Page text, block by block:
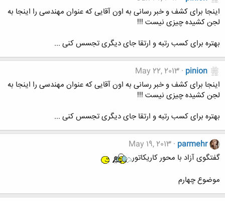
اینجا برای کشف و خبر رسانی به اون آقایی که عنوان مهندسی را اینجا به
لجن کشیده چیزی نیست !!!
بهتره برای کسب رتبه و ارتقا جای دیگری تجسس کنی ...
pinion
May 22, 2013
اینجا برای کشف و خبر رسانی به اون آقایی که عنوان مهندسی را اینجا به
لجن کشیده چیزی نیست !!!
بهتره برای کسب رتبه و ارتقا جای دیگری تجسس کنی ...
parmehr
May 19, 2013
گفتگوی آزاد با محور کاریکاتور
موضوع چهارم